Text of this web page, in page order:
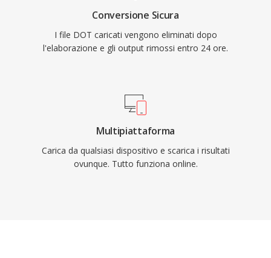
Conversione Sicura
I file DOT caricati vengono eliminati dopo
l'elaborazione e gli output rimossi entro 24 ore.
Multipiattaforma
Carica da qualsiasi dispositivo e scarica i risultati
ovunque. Tutto funziona online.